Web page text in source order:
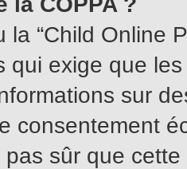
la “Child Online
qui exige que
sur
consentement
pas sûr que